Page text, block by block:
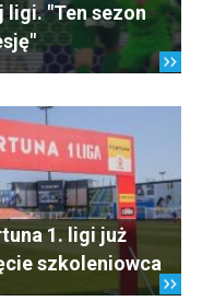
ligi. "Ten sezon
1. ligi już
szkoleniowca